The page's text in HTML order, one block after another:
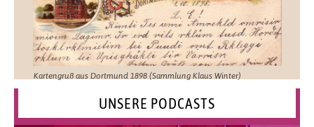
Kartengruß aus Dortmund 1898 (Sammlung Klaus Winter)
UNSERE PODCASTS